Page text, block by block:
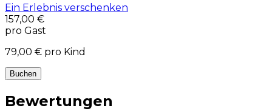
Ein Erlebnis verschenken
157,00 €
pro Gast
79,00 € pro Kind
Buchen
Bewertungen